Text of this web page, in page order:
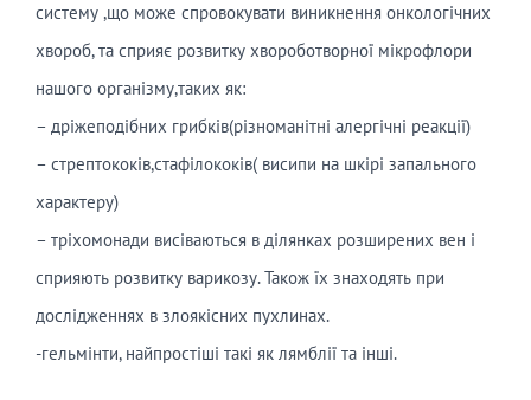
систему ,що може спровокувати виникнення онкологічних
хвороб, та сприяє розвитку хвороботворної мікрофлори
нашого організму,таких як:
– дріжеподібних грибків(різноманітні алергічні реакції)
– стрептококів,стафілококів( висипи на шкірі запального
характеру)
– тріхомонади висіваються в ділянках розширених вен і
сприяють розвитку варикозу. Також їх знаходять при
дослідженнях в злоякісних пухлинах.
-гельмінти, найпростіші такі як лямблії та інші.